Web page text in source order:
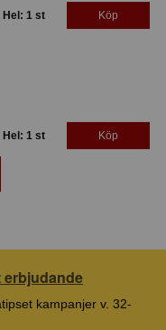
Hel: 1 st Köp
Hel: 1 st Köp
erbjudande
kampanjer v. 32-